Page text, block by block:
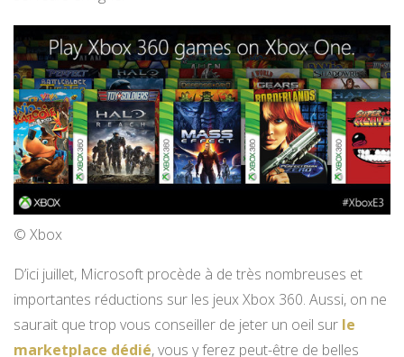
© Xbox
D’ici juillet, Microsoft procède à de très nombreuses et
importantes réductions sur les jeux Xbox 360. Aussi, on ne
saurait que trop vous conseiller de jeter un oeil sur le
marketplace dédié, vous y ferez peut-être de belles